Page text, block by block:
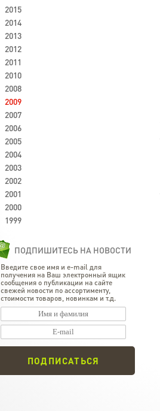
2015
2014
2013
2012
2011
2010
2008
2009
2007
2006
2005
2004
2003
2002
2001
2000
1999
ПОДПИШИТЕСЬ НА НОВОСТИ
Введите свое имя и e-mail для
получения на Ваш электронный ящик
сообщения о публикации на сайте
свежей новости по ассортименту,
стоимости товаров, новинкам и т.д.
ПОДПИСАТЬСЯ